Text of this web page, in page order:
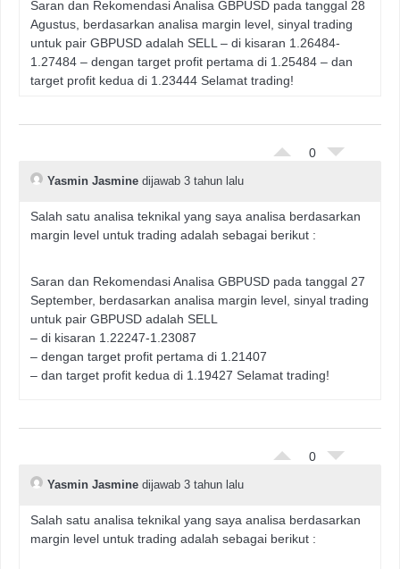
Saran dan Rekomendasi Analisa GBPUSD pada tanggal 28
Agustus, berdasarkan analisa margin level, sinyal trading
untuk pair GBPUSD adalah SELL – di kisaran 1.26484-
1.27484 – dengan target profit pertama di 1.25484 – dan
target profit kedua di 1.23444 Selamat trading!
0
Yasmin Jasmine dijawab 3 tahun lalu
Salah satu analisa teknikal yang saya analisa berdasarkan
margin level untuk trading adalah sebagai berikut :
Saran dan Rekomendasi Analisa GBPUSD pada tanggal 27
September, berdasarkan analisa margin level, sinyal trading
untuk pair GBPUSD adalah SELL
– di kisaran 1.22247-1.23087
– dengan target profit pertama di 1.21407
– dan target profit kedua di 1.19427 Selamat trading!
0
Yasmin Jasmine dijawab 3 tahun lalu
Salah satu analisa teknikal yang saya analisa berdasarkan
margin level untuk trading adalah sebagai berikut :